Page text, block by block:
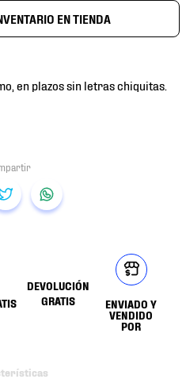
EN TIENDA
DEVOLUCIÓN
GRATIS
ENVIADO Y
VENDIDO
POR